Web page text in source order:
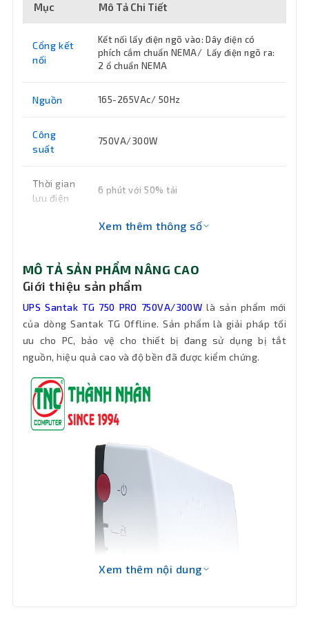
Mục Mô Tả Chi Tiết
Cổng kết
nối
Kết nối lấy điện ngõ vào: Dây điện có
phích cắm chuẩn NEMA/ Lấy điện ngõ ra:
2 ổ chuẩn NEMA
Nguồn 165-265VAc/ 50Hz
Công
suất
750VA/300W
Thời gian
lưu điện
6 phút với 50% tải
Khối
2.6kg
Bảo hành 36 tháng
Xem thêm thông số
MÔ TẢ SẢN PHẨM NÂNG CAO
Giới thiệu sản phẩm
UPS Santak TG 750 PRO 750VA/300W là sản phẩm mới
của dòng Santak TG Offline. Sản phẩm là giải pháp tối
ưu cho PC, bảo vệ cho thiết bị đang sử dụng bị tắt
nguồn, hiệu quả cao và độ bền đã được kiểm chứng.
Xem thêm nội dung